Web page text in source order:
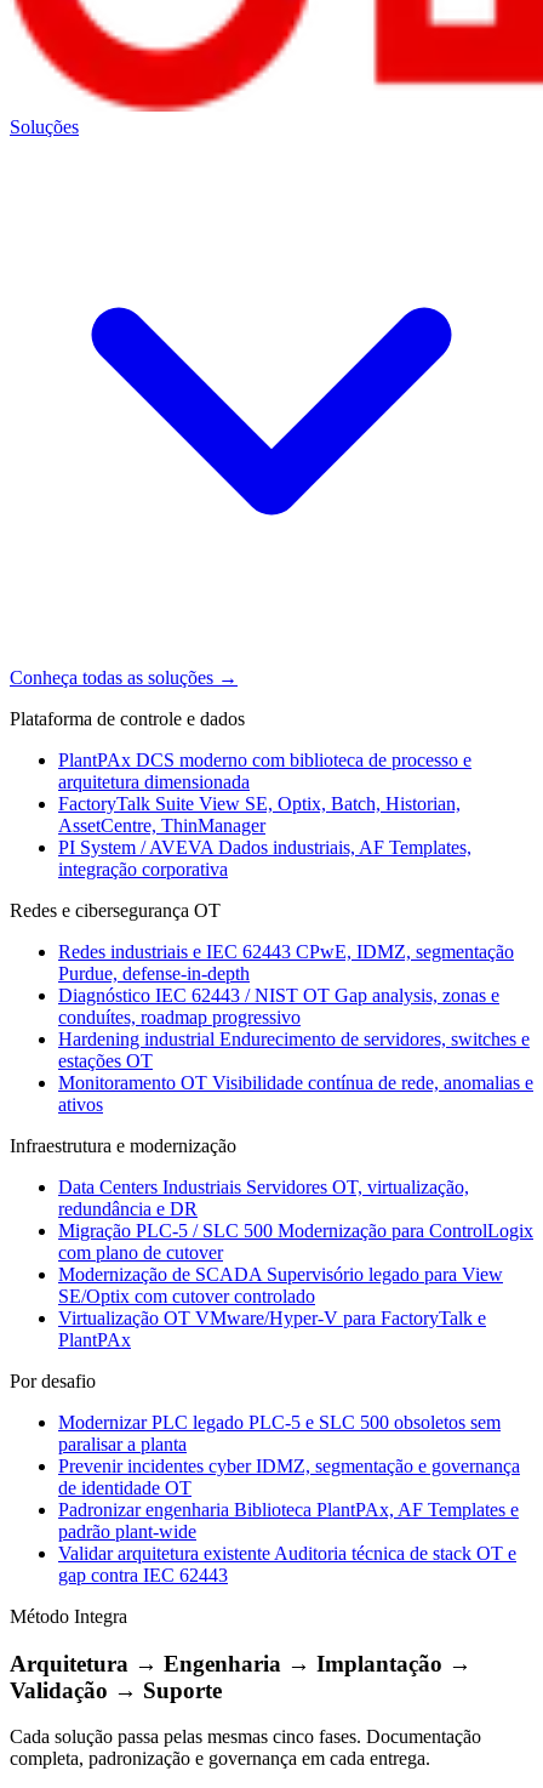
Soluções
Conheça todas as soluções →
Plataforma de controle e dados
PlantPAx DCS moderno com biblioteca de processo e
arquitetura dimensionada
FactoryTalk Suite View SE, Optix, Batch, Historian,
AssetCentre, ThinManager
PI System / AVEVA Dados industriais, AF Templates,
integração corporativa
Redes e cibersegurança OT
Redes industriais e IEC 62443 CPwE, IDMZ, segmentação
Purdue, defense-in-depth
Diagnóstico IEC 62443 / NIST OT Gap analysis, zonas e
conduítes, roadmap progressivo
Hardening industrial Endurecimento de servidores, switches e
estações OT
Monitoramento OT Visibilidade contínua de rede, anomalias e
ativos
Infraestrutura e modernização
Data Centers Industriais Servidores OT, virtualização,
redundância e DR
Migração PLC-5 / SLC 500 Modernização para ControlLogix
com plano de cutover
Modernização de SCADA Supervisório legado para View
SE/Optix com cutover controlado
Virtualização OT VMware/Hyper-V para FactoryTalk e
PlantPAx
Por desafio
Modernizar PLC legado PLC-5 e SLC 500 obsoletos sem
paralisar a planta
Prevenir incidentes cyberIDMZ, segmentação e governança
de identidade OT
Padronizar engenharia Biblioteca PlantPAx, AF Templates e
padrão plant-wide
Validar arquitetura existente Auditoria técnica de stack OT e
gap contra IEC 62443
Método Integra
Arquitetura → Engenharia → Implantação →
Validação → Suporte
Cada solução passa pelas mesmas cinco fases. Documentação
completa, padronização e governança em cada entrega.